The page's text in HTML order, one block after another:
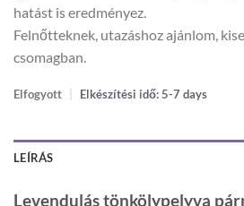
hatást is eredményez.
Felnőtteknek, utazáshoz ajánlom,
csomagban.
Elfogyott Elkészítési idő: 5-7 days
LEÍRÁS
Levendulás tönkölypelyva